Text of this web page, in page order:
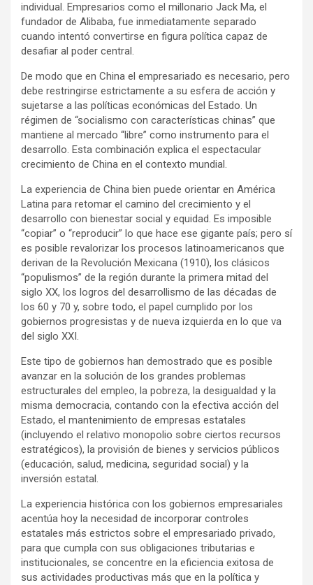
individual. Empresarios como el millonario Jack Ma, el
fundador de Alibaba, fue inmediatamente separado
cuando intentó convertirse en figura política capaz de
desafiar al poder central.
De modo que en China el empresariado es necesario, pero
debe restringirse estrictamente a su esfera de acción y
sujetarse a las políticas económicas del Estado. Un
régimen de “socialismo con características chinas” que
mantiene al mercado “libre” como instrumento para el
desarrollo. Esta combinación explica el espectacular
crecimiento de China en el contexto mundial.
La experiencia de China bien puede orientar en América
Latina para retomar el camino del crecimiento y el
desarrollo con bienestar social y equidad. Es imposible
“copiar” o “reproducir” lo que hace ese gigante país; pero sí
es posible revalorizar los procesos latinoamericanos que
derivan de la Revolución Mexicana (1910), los clásicos
“populismos” de la región durante la primera mitad del
siglo XX, los logros del desarrollismo de las décadas de
los 60 y 70 y, sobre todo, el papel cumplido por los
gobiernos progresistas y de nueva izquierda en lo que va
del siglo XXI.
Este tipo de gobiernos han demostrado que es posible
avanzar en la solución de los grandes problemas
estructurales del empleo, la pobreza, la desigualdad y la
misma democracia, contando con la efectiva acción del
Estado, el mantenimiento de empresas estatales
(incluyendo el relativo monopolio sobre ciertos recursos
estratégicos), la provisión de bienes y servicios públicos
(educación, salud, medicina, seguridad social) y la
inversión estatal.
La experiencia histórica con los gobiernos empresariales
acentúa hoy la necesidad de incorporar controles
estatales más estrictos sobre el empresariado privado,
para que cumpla con sus obligaciones tributarias e
institucionales, se concentre en la eficiencia exitosa de
sus actividades productivas más que en la política y